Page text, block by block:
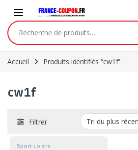
Recherche pour :
Accueil Produits identifiés “cw1f”
cw1f
Filtrer
Sport-Loisirs